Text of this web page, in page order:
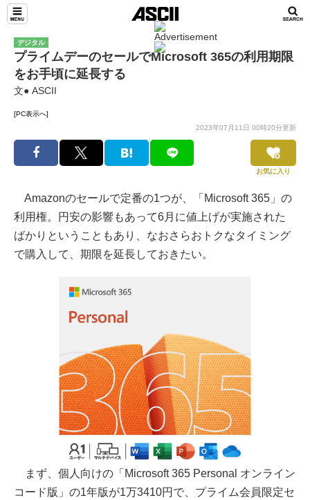
デジタル
プライムデーのセールでMicrosoft 365の利用期限
をお手頃に延長する
文● ASCII
[PC表示へ]
2023年07月11日 00時20分更新
お気に入り
Amazonのセールで定番の1つが、「Microsoft 365」の
利用権。円安の影響もあって6月に値上げが実施された
ばかりということもあり、なおさらおトクなタイミング
で購入して、期限を延長しておきたい。
まず、個人向けの「Microsoft 365 Personal オンライン
コード版」の1年版が1万3410円で、プライム会員限定セ